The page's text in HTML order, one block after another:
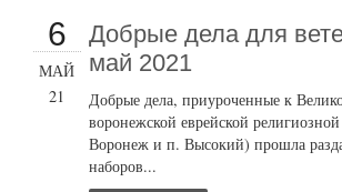
6
МАЙ
21
Добрые дела для
май 2021
Добрые дела, приуроченные к
воронежской еврейской
Воронеж и п. Высокий) прошла
наборов...